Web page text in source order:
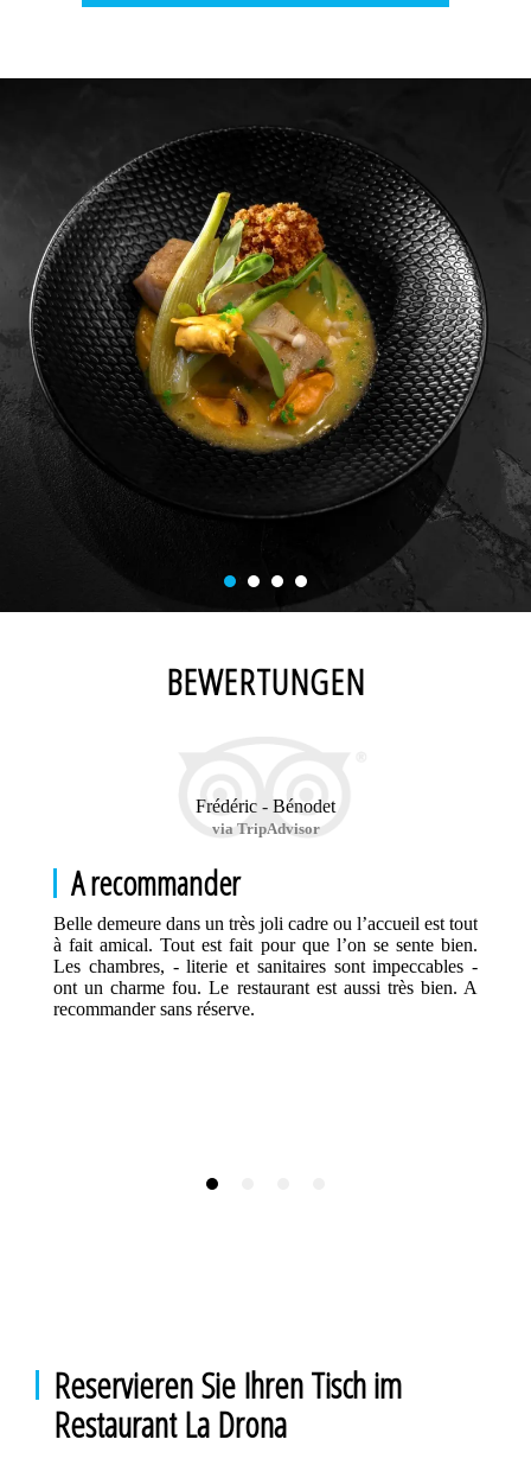
BEWERTUNGEN
Frédéric - Bénodet
via TripAdvisor
A recommander
Belle demeure dans un très joli cadre ou l’accueil est tout
à fait amical. Tout est fait pour que l’on se sente bien.
Les chambres, - literie et sanitaires sont impeccables -
ont un charme fou. Le restaurant est aussi très bien. A
recommander sans réserve.
Reservieren Sie Ihren Tisch im
Restaurant La Drona